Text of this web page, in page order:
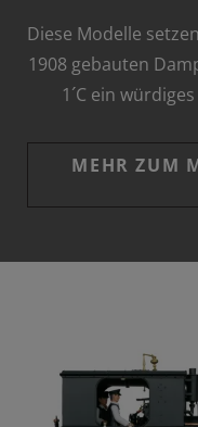
Diese Modelle
1908 gebauten
1´C ein
MEHR ZUM